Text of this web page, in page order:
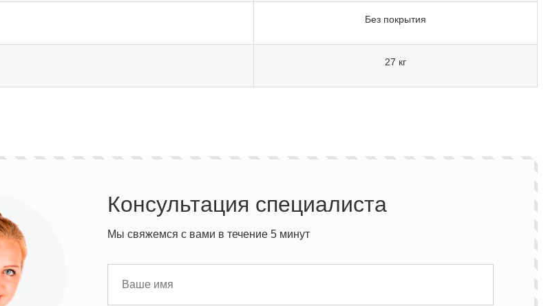
Без покрытия
27 кг
Консультация специалиста
Мы свяжемся с вами в течение 5 минут